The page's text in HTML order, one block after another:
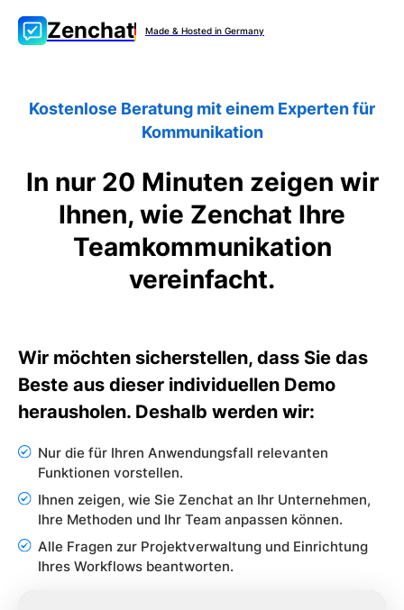
Zenchat Made & Hosted in Germany
Kostenlose Beratung mit einem Experten für
Kommunikation
In nur 20 Minuten zeigen wir
Ihnen, wie Zenchat Ihre
Teamkommunikation
vereinfacht.
Wir möchten sicherstellen, dass Sie das
Beste aus dieser individuellen Demo
herausholen. Deshalb werden wir:
Nur die für Ihren Anwendungsfall relevanten
Funktionen vorstellen.
Ihnen zeigen, wie Sie Zenchat an Ihr Unternehmen,
Ihre Methoden und Ihr Team anpassen können.
Alle Fragen zur Projektverwaltung und Einrichtung
Ihres Workflows beantworten.